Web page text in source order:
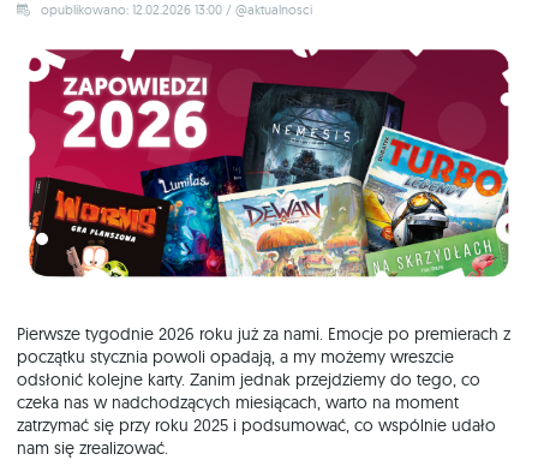
opublikowano: 12.02.2026 13:00 / @aktualnosci
Pierwsze tygodnie 2026 roku już za nami. Emocje po premierach z
początku stycznia powoli opadają, a my możemy wreszcie
odsłonić kolejne karty. Zanim jednak przejdziemy do tego, co
czeka nas w nadchodzących miesiącach, warto na moment
zatrzymać się przy roku 2025 i podsumować, co wspólnie udało
nam się zrealizować.